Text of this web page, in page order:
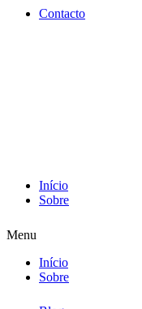
Contacto
Início
Sobre
Menu
Início
Sobre